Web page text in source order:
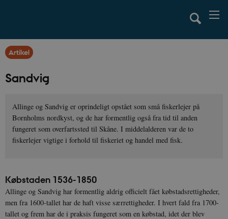
Artikel
Sandvig
Allinge og Sandvig er oprindeligt opstået som små fiskerlejer på
Bornholms nordkyst, og de har formentlig også fra tid til anden
fungeret som overfartssted til Skåne. I middelalderen var de to
fiskerlejer vigtige i forhold til fiskeriet og handel med fisk.
Købstaden 1536-1850
Allinge og Sandvig har formentlig aldrig officielt fået købstadsrettigheder,
men fra 1600-tallet har de haft visse særrettigheder. I hvert fald fra 1700-
tallet og frem har de i praksis fungeret som en købstad, idet der blev